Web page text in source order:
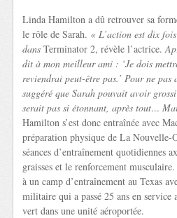
Linda Hamilton a dû retrouver sa
le rôle de Sarah. « L’action est dix
dans Terminator 2, révèle l’actrice.
dit à mon meilleur ami : ‘Je dois
reviendrai peut-être pas.’ Pour ne
suggéré que Sarah pouvait avoir
serait pas si étonnant, après tout…
Hamilton s’est donc entraînée avec
préparation physique de La
séances d’entraînement quotidiennes
graisses et le renforcement
à un camp d’entraînement au Texas
militaire qui a passé 25 ans en
vert dans une unité aéroportée.